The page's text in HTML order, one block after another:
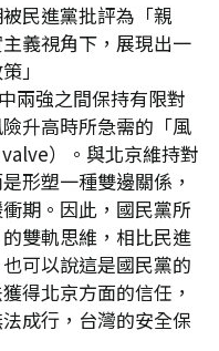
民進黨批評為「親
義視角下，展現出一
」
兩強之間保持有限對
升高時所急需的「風
）。與北京維持對
形塑一種雙邊關係，
期。因此，國民黨所
雙軌思維，相比民進
可以說這是國民黨的
得北京方面的信任，
成行，台灣的安全保